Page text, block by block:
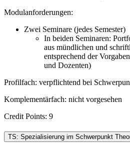
Modulanforderungen:
Zwei Seminare (jedes Semester)
In beiden Seminaren:
aus mündlichen und
entsprechend der
und Dozenten)
Profilfach: verpflichtend bei
Komplementärfach: nicht vorgesehen
Credit Points: 9
TS: Spezialisierung im Schwerpunkt